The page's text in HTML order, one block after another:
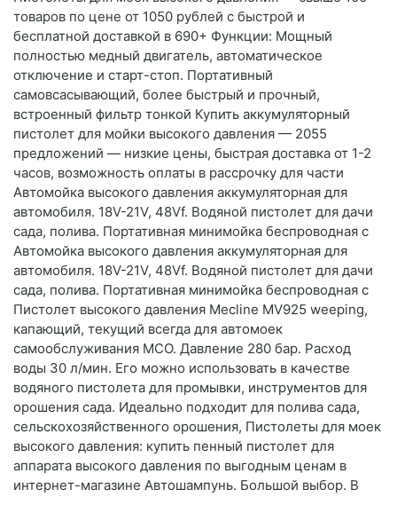
товаров по цене от 1050 рублей с быстрой и
бесплатной доставкой в 690+ Функции: Мощный
полностью медный двигатель, автоматическое
отключение и старт-стоп. Портативный
самовсасывающий, более быстрый и прочный,
встроенный фильтр тонкой Купить аккумуляторный
пистолет для мойки высокого давления — 2055
предложений — низкие цены, быстрая доставка от 1-2
часов, возможность оплаты в рассрочку для части
Автомойка высокого давления аккумуляторная для
автомобиля. 18V-21V, 48Vf. Водяной пистолет для дачи
сада, полива. Портативная минимойка беспроводная с
Автомойка высокого давления аккумуляторная для
автомобиля. 18V-21V, 48Vf. Водяной пистолет для дачи
сада, полива. Портативная минимойка беспроводная с
Пистолет высокого давления Mecline MV925 weeping,
капающий, текущий всегда для автомоек
самообслуживания МСО. Давление 280 бар. Расход
воды 30 л/мин. Его можно использовать в качестве
водяного пистолета для промывки, инструментов для
орошения сада. Идеально подходит для полива сада,
сельскохозяйственного орошения, Пистолеты для моек
высокого давления: купить пенный пистолет для
аппарата высокого давления по выгодным ценам в
интернет-магазине Автошампунь. Большой выбор. В